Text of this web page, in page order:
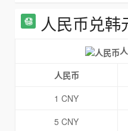
人民币兑韩
人民币
1 CNY
5 CNY